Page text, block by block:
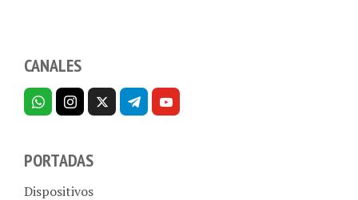
CANALES
PORTADAS
Dispositivos